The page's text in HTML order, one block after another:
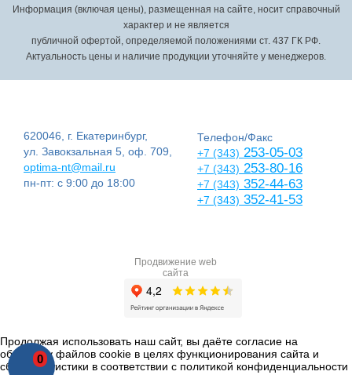
0
Информация (включая цены), размещенная на сайте, носит справочный
характер и не является
публичной офертой, определяемой положениями ст. 437 ГК РФ.
Актуальность цены и наличие продукции уточняйте у менеджеров.
620046, г. Екатеринбург,
ул. Завокзальная 5, оф. 709,
optima-nt@mail.ru
пн-пт: с 9:00 до 18:00
Телефон/Факс
+7 (343) 253-05-03
+7 (343) 253-80-16
+7 (343) 352-44-63
+7 (343) 352-41-53
Продвижение web
сайта
Продолжая использовать наш сайт, вы даёте согласие на
обработку файлов cookie в целях функционирования сайта и
сбора статистики в соответствии с политикой конфиденциальности